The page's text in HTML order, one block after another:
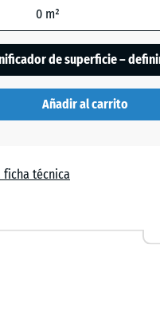
0 m²
de superficie –
Añadir al carrito
ficha técnica